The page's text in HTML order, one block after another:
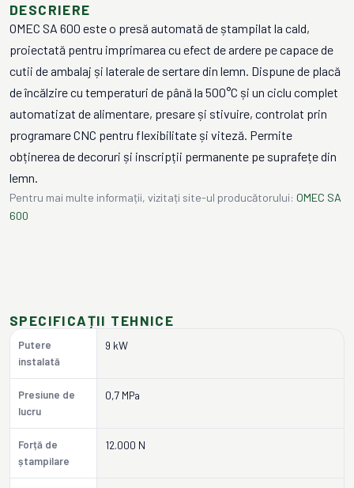
DESCRIERE
OMEC SA 600 este o presă automată de ștampilat la cald,
proiectată pentru imprimarea cu efect de ardere pe capace de
cutii de ambalaj și laterale de sertare din lemn. Dispune de placă
de încălzire cu temperaturi de până la 500°C și un ciclu complet
automatizat de alimentare, presare și stivuire, controlat prin
programare CNC pentru flexibilitate și viteză. Permite
obținerea de decoruri și inscripții permanente pe suprafețe din
lemn.
Pentru mai multe informații, vizitați site-ul producătorului: OMEC SA
600
SPECIFICAȚII TEHNICE
Putere
instalată
9 kW
Presiune de
lucru
0,7 MPa
Forță de
ștampilare
12.000 N